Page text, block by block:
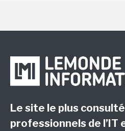
Le site le plus
professionnels de l’IT